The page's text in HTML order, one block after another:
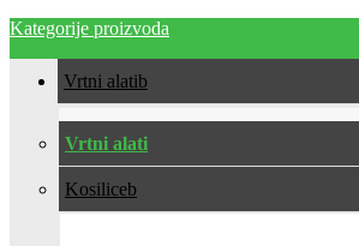
Kategorije proizvoda
Vrtni alati
Vrtni alati
Kosilice